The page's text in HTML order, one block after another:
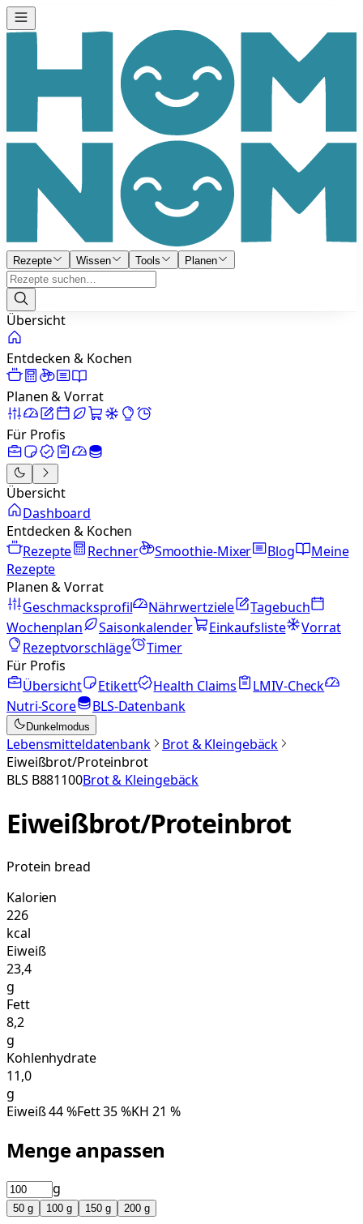
Rezepte Wissen Tools Planen
Übersicht
Entdecken & Kochen
Planen & Vorrat
Für Profis
Übersicht
Dashboard
Entdecken & Kochen
Rezepte
Rechner Smoothie-Mixer Blog
Meine
Rezepte
Planen & Vorrat
Geschmacksprofil
Nährwertziele
Tagebuch
Wochenplan
Saisonkalender Einkaufsliste
Vorrat
Rezeptvorschläge
Timer
Für Profis
Übersicht
Etikett Health Claims
LMIV-Check
Nutri-Score
BLS-Datenbank
Dunkelmodus
Lebensmitteldatenbank
Brot & Kleingebäck
Eiweißbrot/Proteinbrot
BLS B881100Brot & Kleingebäck
Eiweißbrot/Proteinbrot
Protein bread
Kalorien
226
kcal
Eiweiß
23,4
g
Fett
8,2
g
Kohlenhydrate
11,0
g
Eiweiß44%Fett35%KH 21 %
Menge anpassen
g
50 g 100 g 150 g 200 g